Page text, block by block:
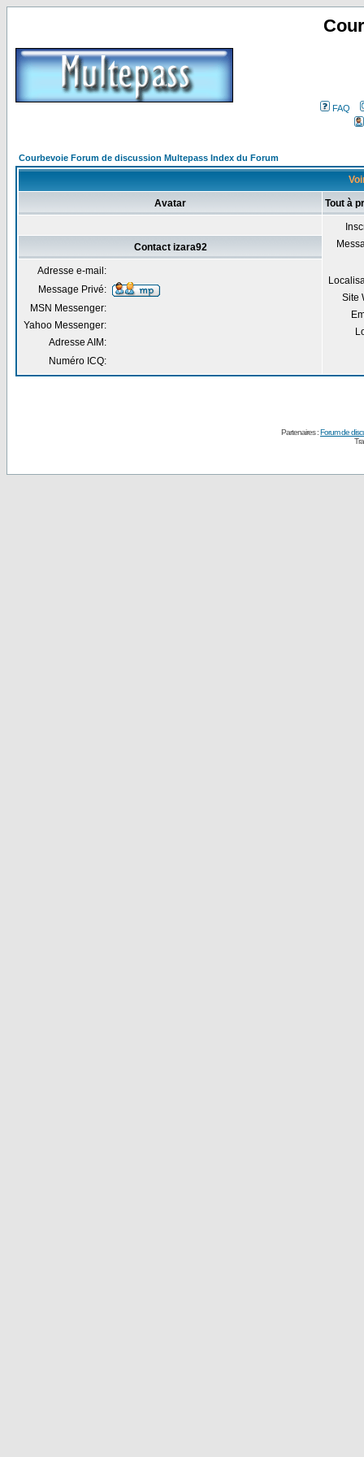
FAQ
Courbevoie Forum de discussion Multepass Index du Forum
Avatar Tout à
Site
Contact izara92
Adresse e-mail:
Message Privé:
MSN Messenger:
Yahoo Messenger:
Adresse AIM:
Numéro ICQ:
Partenaires :Forum de